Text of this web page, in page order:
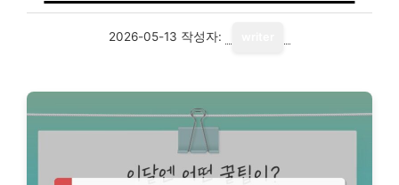
2026-05-13 작성자: